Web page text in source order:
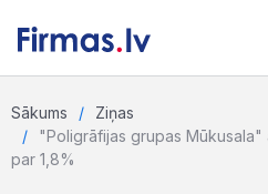
Sākums
Ziņas
"Poligrāfijas grupas
par 1,8%